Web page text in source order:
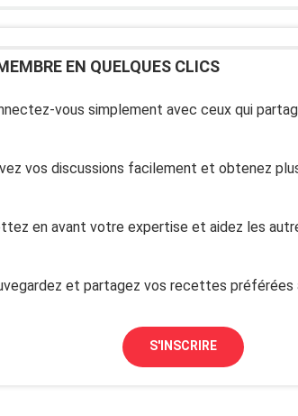
EN QUELQUES CLICS
vous simplement avec ceux qui
vos discussions facilement et obtenez
en avant votre expertise et aidez les
et partagez vos recettes préférées
S'INSCRIRE